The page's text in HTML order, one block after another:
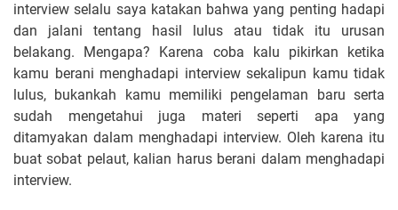
interview selalu saya katakan bahwa yang penting hadapi
dan jalani tentang hasil lulus atau tidak itu urusan
belakang. Mengapa? Karena coba kalu pikirkan ketika
kamu berani menghadapi interview sekalipun kamu tidak
lulus, bukankah kamu memiliki pengelaman baru serta
sudah mengetahui juga materi seperti apa yang
ditamyakan dalam menghadapi interview. Oleh karena itu
buat sobat pelaut, kalian harus berani dalam menghadapi
interview.